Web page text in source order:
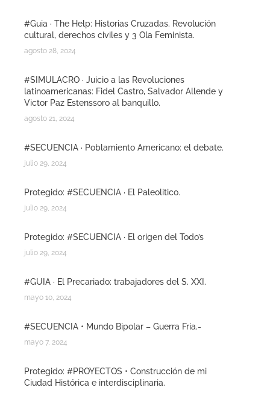
#Guia · The Help: Historias Cruzadas. Revolución
cultural, derechos civiles y 3 Ola Feminista.
agosto 28, 2024
#SIMULACRO · Juicio a las Revoluciones
latinoamericanas: Fidel Castro, Salvador Allende y
Victor Paz Estenssoro al banquillo.
agosto 21, 2024
#SECUENCIA · Poblamiento Americano: el debate.
julio 29, 2024
Protegido: #SECUENCIA · El Paleolitico.
julio 29, 2024
Protegido: #SECUENCIA · El origen del Todo’s
julio 29, 2024
#GUIA · El Precariado: trabajadores del S. XXI.
mayo 10, 2024
#SECUENCIA • Mundo Bipolar – Guerra Fria.-
mayo 7, 2024
Protegido: #PROYECTOS • Construcción de mi
Ciudad Histórica e interdisciplinaria.